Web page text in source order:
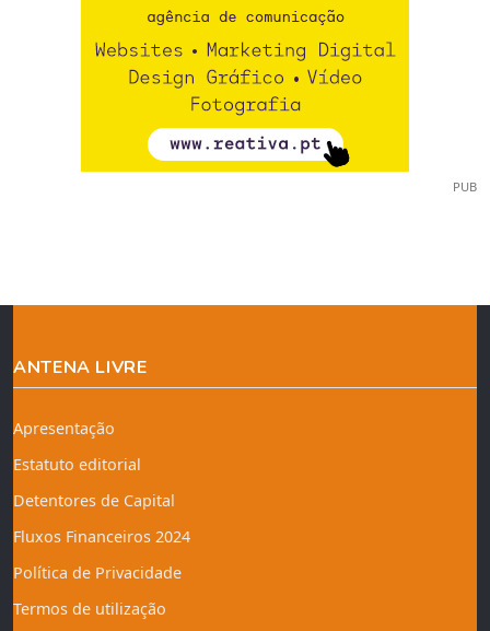
PUB
ANTENA LIVRE
Apresentação
Estatuto editorial
Detentores de Capital
Fluxos Financeiros 2024
Política de Privacidade
Termos de utilização